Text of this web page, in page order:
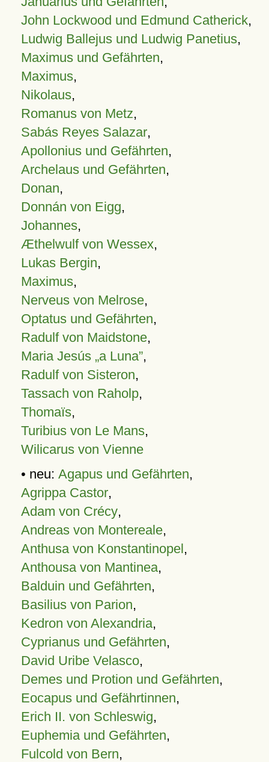
John Lockwood und Edmund Catherick,
Ludwig Ballejus und Ludwig Panetius,
Maximus und Gefährten,
Maximus,
Nikolaus,
Romanus von Metz,
Sabás Reyes Salazar,
Apollonius und Gefährten,
Archelaus und Gefährten,
Donan,
Donnán von Eigg,
Johannes,
Æthelwulf von Wessex,
Lukas Bergin,
Maximus,
Nerveus von Melrose,
Optatus und Gefährten,
Radulf von Maidstone,
Maria Jesús „a Luna”,
Radulf von Sisteron,
Tassach von Raholp,
Thomaïs,
Turibius von Le Mans,
Wilicarus von Vienne
• neu: Agapus und Gefährten,
Agrippa Castor,
Adam von Crécy,
Andreas von Montereale,
Anthusa von Konstantinopel,
Anthousa von Mantinea,
Balduin und Gefährten,
Basilius von Parion,
Kedron von Alexandria,
Cyprianus und Gefährten,
David Uribe Velasco,
Demes und Protion und Gefährten,
Eocapus und Gefährtinnen,
Erich II. von Schleswig,
Euphemia und Gefährten,
Fulcold von Bern,